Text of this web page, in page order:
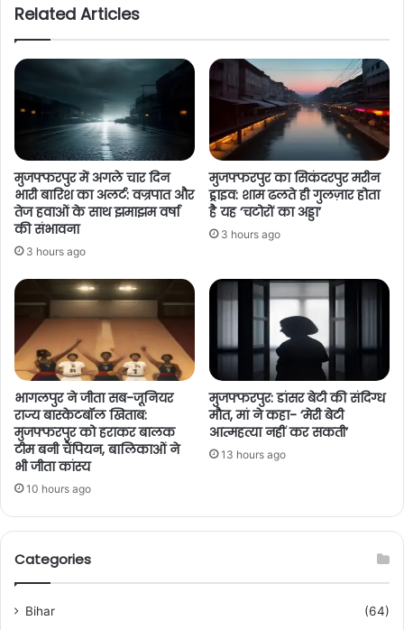
Related Articles
मुजफ्फरपुर में अगले चार दिन
भारी बारिश का अलर्ट: वज्रपात और
तेज हवाओं के साथ झमाझम वर्षा
की संभावना
3 hours ago
मुजफ्फरपुर का सिकंदरपुर मरीन
ड्राइव: शाम ढलते ही गुलज़ार होता
है यह ‘चटोरों का अड्डा’
3 hours ago
भागलपुर ने जीता सब-जूनियर
राज्य बास्केटबॉल खिताब:
मुजफ्फरपुर को हराकर बालक
टीम बनी चैंपियन, बालिकाओं ने
भी जीता कांस्य
10 hours ago
मुजफ्फरपुर: डांसर बेटी की संदिग्ध
मौत, मां ने कहा- ‘मेरी बेटी
आत्महत्या नहीं कर सकती’
13 hours ago
Categories
Bihar (64)